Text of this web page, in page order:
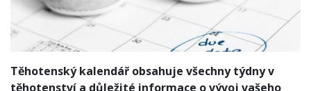
Těhotenský kalendář obsahuje všechny týdny v
těhotenství a důležité informace o vývoj vašeho